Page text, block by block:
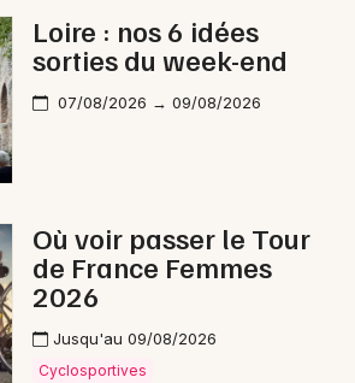
Auvergne-Rhône-Alpes
Étienne
Loire : nos 6 idées
sorties du week-end
07/08/2026 → 09/08/2026
Où voir passer le Tour
de France Femmes
2026
Jusqu'au 09/08/2026
Cyclosportives